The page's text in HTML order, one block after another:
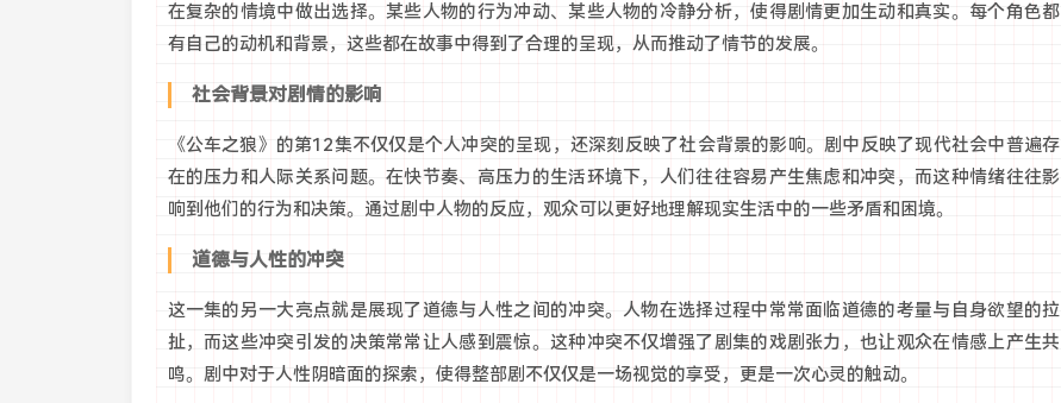
在复杂的情境中做出选择。某些人物的行为冲动、某些人物的冷静分析，使得剧情更加生动和真实。每个角色都
有自己的动机和背景，这些都在故事中得到了合理的呈现，从而推动了情节的发展。
社会背景对剧情的影响
《公车之狼》的第12集不仅仅是个人冲突的呈现，还深刻反映了社会背景的影响。剧中反映了现代社会中普遍存
在的压力和人际关系问题。在快节奏、高压力的生活环境下，人们往往容易产生焦虑和冲突，而这种情绪往往影
响到他们的行为和决策。通过剧中人物的反应，观众可以更好地理解现实生活中的一些矛盾和困境。
道德与人性的冲突
这一集的另一大亮点就是展现了道德与人性之间的冲突。人物在选择过程中常常面临道德的考量与自身欲望的拉
扯，而这些冲突引发的决策常常让人感到震惊。这种冲突不仅增强了剧集的戏剧张力，也让观众在情感上产生共
鸣。剧中对于人性阴暗面的探索，使得整部剧不仅仅是一场视觉的享受，更是一次心灵的触动。